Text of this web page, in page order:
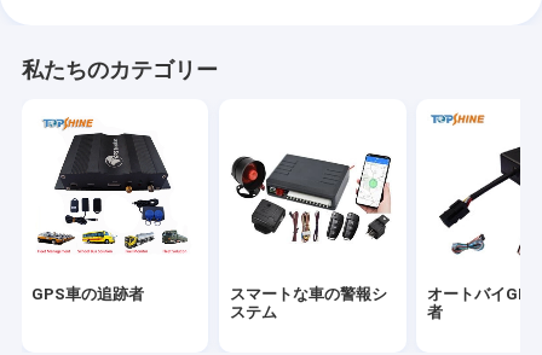
GPS車両追跡
GPSカートラッキング
Ebike GPSの追跡者
電気バイクのコントローラー
私たちのカテゴリー
GPS車の追跡者
スマートな車の警報シ
ステム
オートバイ
者